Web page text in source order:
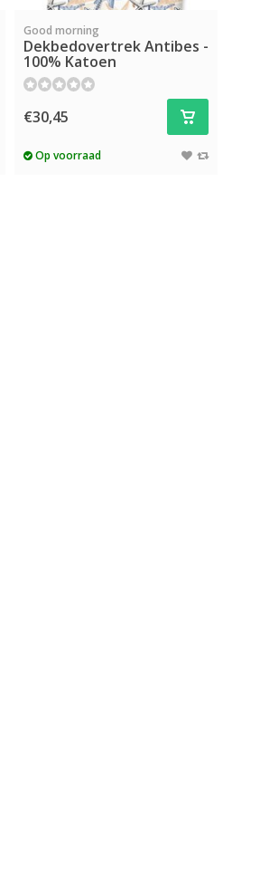
Good morning
Dekbedovertrek Antibes -
100% Katoen
€30,45
Op voorraad